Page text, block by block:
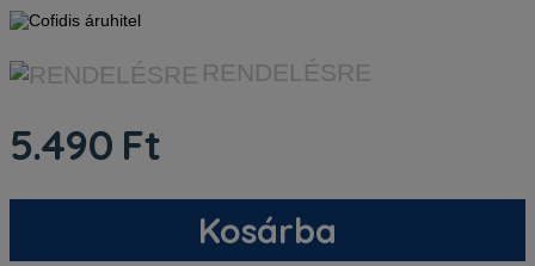
RENDELÉSRE
5.490 Ft
Kosárba